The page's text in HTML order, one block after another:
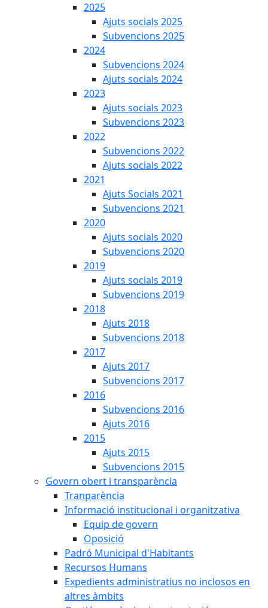
2025
Ajuts socials 2025
Subvencions 2025
2024
Subvencions 2024
Ajuts socials 2024
2023
Ajuts socials 2023
Subvencions 2023
2022
Subvencions 2022
Ajuts socials 2022
2021
Ajuts Socials 2021
Subvencions 2021
2020
Ajuts socials 2020
Subvencions 2020
2019
Ajuts socials 2019
Subvencions 2019
2018
Ajuts 2018
Subvencions 2018
2017
Ajuts 2017
Subvencions 2017
2016
Subvencions 2016
Ajuts 2016
2015
Ajuts 2015
Subvencions 2015
Govern obert i transparència
Tranparència
Informació institucional i organitzativa
Equip de govern
Oposició
Padró Municipal d'Habitants
Recursos Humans
Expedients administratius no inclosos en
altres àmbits